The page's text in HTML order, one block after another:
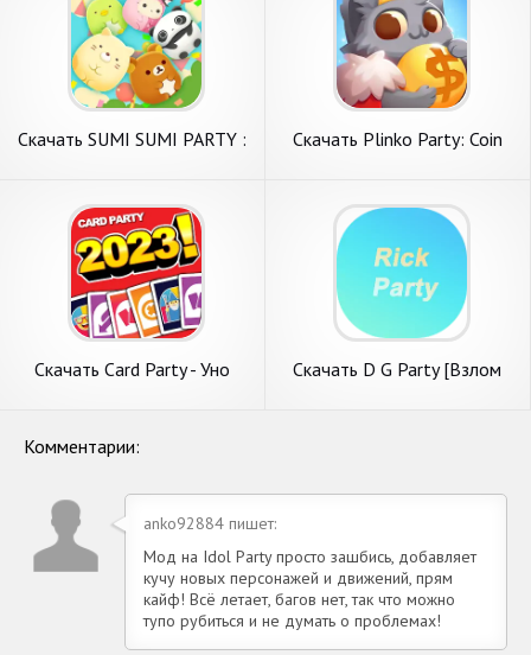
Скачать SUMI SUMI PARTY :
Скачать Plinko Party: Coin
Скачать Card Party - Уно
Скачать D G Party [Взлом
Комментарии:
anko92884 пишет:
Мод на Idol Party просто зашбись, добавляет
кучу новых персонажей и движений, прям
кайф! Всё летает, багов нет, так что можно
тупо рубиться и не думать о проблемах!